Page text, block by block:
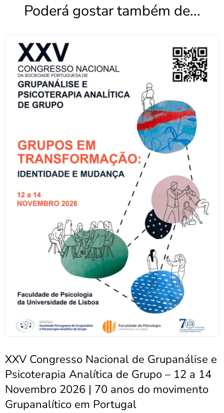
Poderá gostar também de...
XXV Congresso Nacional de Grupanálise e
Psicoterapia Analítica de Grupo – 12 a 14
Novembro 2026 | 70 anos do movimento
Grupanalítico em Portugal